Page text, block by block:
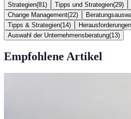
Strategien(81 ) Tipps und Strategien(29)
Change Management(22)
Tipps & Strategien(14) Herausforderungen
Auswahl der Unternehmensberatung(13)
Empfohlene Artikel